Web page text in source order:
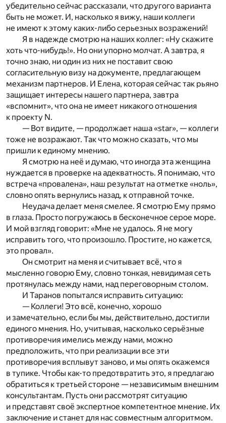
убедительно сейчас рассказали, что другого варианта
быть не может. И, насколько я вижу, наши коллеги
не имеют к этому каких-либо серьезных возражений!
Я в надежде смотрю на наших коллег: «Ну скажите
хоть что-нибудь!». Но они упорно молчат. А завтра, я
точно знаю, ни один из них не поставит свою
согласительную визу на документе, предлагающем
механизм партнеров. И Елена, которая сейчас так рьяно
защищает интересы нашего партнера, завтра
«вспомнит», что она не имеет никакого отношения
к проекту N.
— Вот видите, — продолжает наша «star», — коллеги
тоже не возражают. Так что можно сказать, что мы
пришли к единому мнению.
Я смотрю на неё и думаю, что иногда эта женщина
нуждается в проверке на адекватность. Я понимаю, что
встреча «провалена», наш результат на отметке «ноль»,
словно опять вернулись назад, к отправной точке.
Неудача делает меня смелее. Я смотрю Ему прямо
в глаза. Просто погружаюсь в бесконечное серое море.
И мой взгляд говорит: «Мне не удалось. Я не могу
исправить того, что произошло. Простите, но кажется,
это провал».
Он смотрит на меня и считывает всё, что я
мысленно говорю Ему, словно тонкая, невидимая сеть
протянулась между нами, над переговорным столом.
И Таранов попытался исправить ситуацию:
— Коллеги! Это всё, конечно, хорошо
и замечательно, если бы мы, действительно, достигли
единого мнения. Но, учитывая, насколько серьёзные
противоречия имелись между нами, можно
предположить, что при реализации все эти
противоречия всплывут заново, и мы опять окажемся
в тупике. Чтобы как-то предотвратить это, я предлагаю
обратиться к третьей стороне — независимым внешним
консультантам. Пусть они рассмотрят ситуацию
и представят своё экспертное компетентное мнение. Их
заключение и станет для нас совместным алгоритмом.